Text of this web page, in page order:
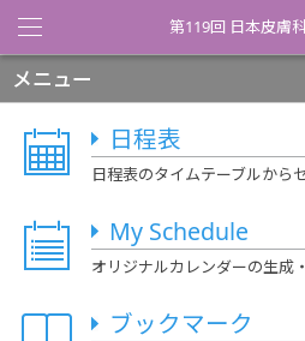
Toggle
navigation
第119回 日本皮膚
メニュー
日程表
日程表のタイムテーブルから
My Schedule
オリジナルカレンダーの生成
ブックマーク